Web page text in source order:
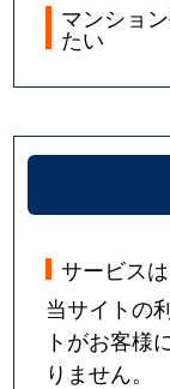
マンショ
たい
サービス
当サイトの
トがお客様
りません。